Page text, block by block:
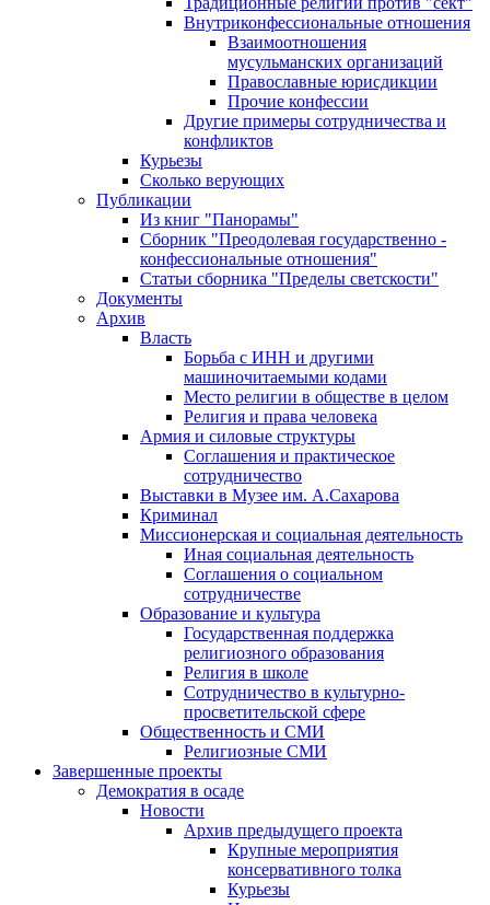
Внутриконфессиональные отношения
Взаимоотношения
мусульманских организаций
Православные юрисдикции
Прочие конфессии
Другие примеры сотрудничества и
конфликтов
Курьезы
Сколько верующих
Публикации
Из книг "Панорамы"
Сборник "Преодолевая государственно -
конфессиональные отношения"
Статьи сборника "Пределы светскости"
Документы
Архив
Власть
Борьба с ИНН и другими
машиночитаемыми кодами
Место религии в обществе в целом
Религия и права человека
Армия и силовые структуры
Соглашения и практическое
сотрудничество
Выставки в Музее им. А.Сахарова
Криминал
Миссионерская и социальная деятельность
Иная социальная деятельность
Соглашения о социальном
сотрудничестве
Образование и культура
Государственная поддержка
религиозного образования
Религия в школе
Сотрудничество в культурно-
просветительской сфере
Общественность и СМИ
Религиозные СМИ
Завершенные проекты
Демократия в осаде
Новости
Архив предыдущего проекта
Крупные мероприятия
консервативного толка
Курьезы